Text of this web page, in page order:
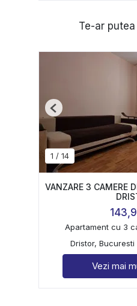
Te-ar
1 / 14
Previous
VANZARE 3 CAMERE
Apartament cu 3
Dristor, Bucuresti
Vezi mai